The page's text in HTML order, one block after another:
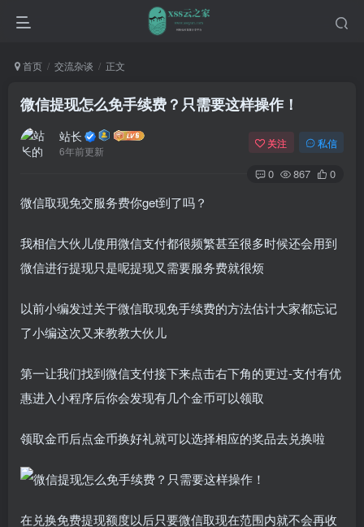
首页 交流杂谈 正文
微信提现怎么免手续费？只需要这样操作！
站长
6年前更新
关注 私信
0 867 0
微信取现免交服务费你get到了吗？
我相信大伙儿使用微信支付都很频繁甚至很多时候还会用到
微信进行提现只是呢提现又需要服务费就很烦
以前小编发过关于微信取现免手续费的方法估计大家都忘记
了小编这次又来教教大伙儿
第一让我们找到微信支付接下来点击右下角的更过-支付有优
惠进入小程序后你会发现有几个金币可以领取
领取金币后点金币换好礼就可以选择相应的奖品去兑换啦
在兑换免费提现额度以后只要微信取现在范围内就不会再收